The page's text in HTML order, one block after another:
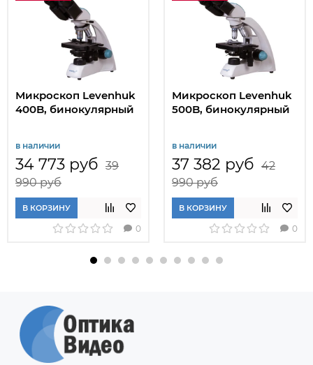
Микроскоп Levenhuk
400B, бинокулярный
в наличии
34 773 руб 39
990 руб
В КОРЗИНУ
0
Микроскоп Levenhuk
500B, бинокулярный
в наличии
37 382 руб 42
990 руб
В КОРЗИНУ
0